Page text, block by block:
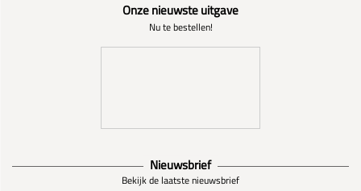
Onze nieuwste uitgave
Nu te bestellen!
Nieuwsbrief
Bekijk de laatste nieuwsbrief